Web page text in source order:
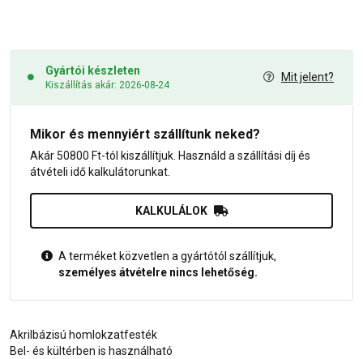
Gyártói készleten
Kiszállítás akár: 2026-08-24
Mit jelent?
Mikor és mennyiért szállítunk neked?
Akár 50800 Ft-tól kiszállítjuk. Használd a szállítási díj és
átvételi idő kalkulátorunkat.
KALKULÁLOK
A terméket közvetlen a gyártótól szállítjuk,
személyes átvételre nincs lehetőség.
Akrilbázisú homlokzatfesték
Bel- és kültérben is használható